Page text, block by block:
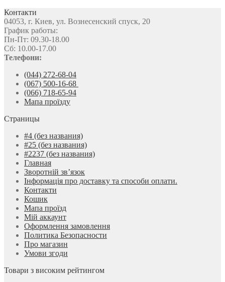
Контакти
04053, г. Киев, ул. Вознесенский спуск, 20
График работы:
Пн-Пт: 09.30-18.00
Сб: 10.00-17.00
Телефони:
(044) 272-68-04
(067) 500-16-68
(066) 718-65-94
Мапа проїзду
Страницы
#4 (без названия)
#25 (без названия)
#2237 (без названия)
Главная
Зворотній зв’язок
Інформація про доставку та способи оплати.
Контакти
Кошик
Мапа проїзд
Мій аккаунт
Оформлення замовлення
Политика Безопасности
Про магазин
Умови згоди
Товари з високим рейтингом